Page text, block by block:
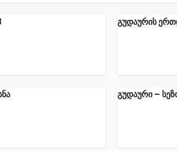
გუდაურის
გუდაური –